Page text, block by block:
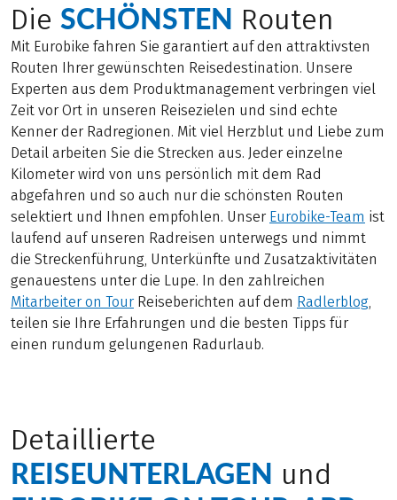
Die SCHÖNSTEN Routen
Mit Eurobike fahren Sie garantiert auf den attraktivsten
Routen Ihrer gewünschten Reisedestination. Unsere
Experten aus dem Produktmanagement verbringen viel
Zeit vor Ort in unseren Reisezielen und sind echte
Kenner der Radregionen. Mit viel Herzblut und Liebe zum
Detail arbeiten Sie die Strecken aus. Jeder einzelne
Kilometer wird von uns persönlich mit dem Rad
abgefahren und so auch nur die schönsten Routen
selektiert und Ihnen empfohlen. Unser Eurobike-Team ist
laufend auf unseren Radreisen unterwegs und nimmt
die Streckenführung, Unterkünfte und Zusatzaktivitäten
genauestens unter die Lupe. In den zahlreichen
Mitarbeiter on Tour Reiseberichten auf dem Radlerblog,
teilen sie Ihre Erfahrungen und die besten Tipps für
einen rundum gelungenen Radurlaub.
Detaillierte
REISEUNTERLAGEN und